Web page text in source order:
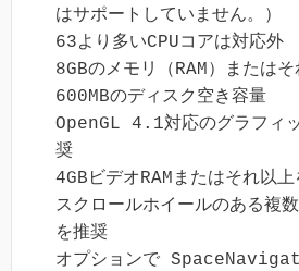
はサポートしていません。）
63より多いCPUコアは対応外
8GBのメモリ（RAM）または
600MBのディスク空き容量
OpenGL 4.1対応のグラフィ
奨
4GBビデオRAMまたはそれ以
スクロールホイールのある複
を推奨
オプションで